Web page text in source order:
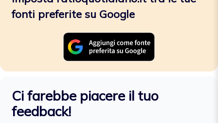
fonti preferite su Google
Ci farebbe piacere il tuo
feedback!